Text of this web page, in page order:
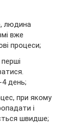
людина
вже
процеси;
4 день;
при якому
і
швидше;